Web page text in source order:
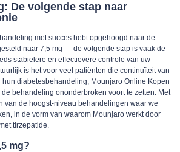
De volgende stap naar
met succes hebt opgehoogd naar de
naar 7,5 mg — de volgende stap is vaak de
stabielere en effectievere controle van uw
is het voor veel patiënten die continuïteit van
diabetesbehandeling, Mounjaro Online Kopen
behandeling ononderbroken voort te zetten. Met
van de hoogst-niveau behandelingen waar we
in de vorm van waarom Mounjaro werkt door
tirzepatide.
mg?